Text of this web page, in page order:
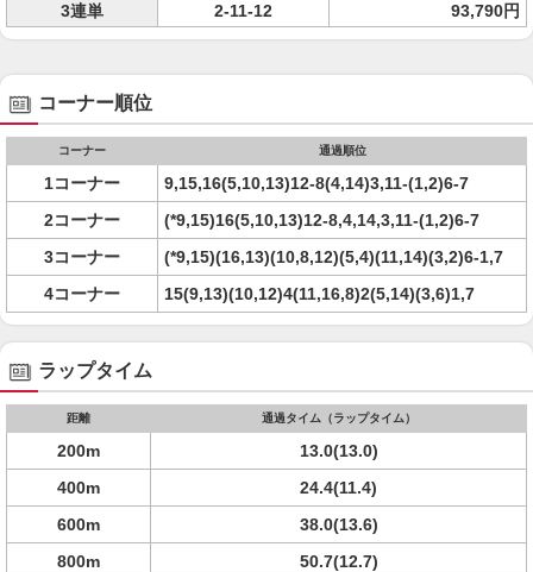
3連単
2-11-12 93,790円
コーナー順位
コーナー 通過順位
1コーナー
9,15,16(5,10,13)12-8(4,14)3,11-(1,2)6-7
2コーナー
(*9,15)16(5,10,13)12-8,4,14,3,11-(1,2)6-7
3コーナー
(*9,15)(16,13)(10,8,12)(5,4)(11,14)(3,2)6-1,7
4コーナー
15(9,13)(10,12)4(11,16,8)2(5,14)(3,6)1,7
ラップタイム
距離 通過タイム（ラップタイム）
200m
13.0(13.0)
400m
24.4(11.4)
600m
38.0(13.6)
800m
50.7(12.7)